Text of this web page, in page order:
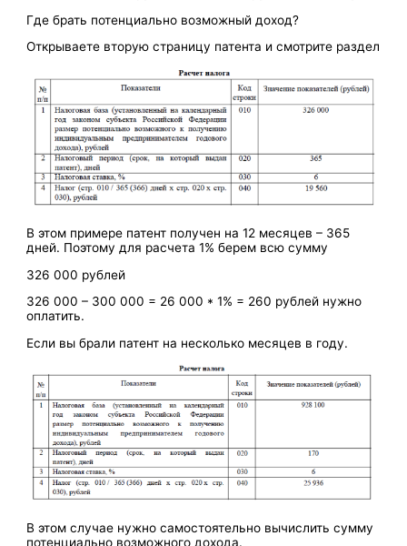
Где брать потенциально возможный доход?
Открываете вторую страницу патента и смотрите раздел
В этом примере патент получен на 12 месяцев – 365
дней. Поэтому для расчета 1% берем всю сумму
326 000 рублей
326 000 – 300 000 = 26 000 * 1% = 260 рублей нужно
оплатить.
Если вы брали патент на несколько месяцев в году.
В этом случае нужно самостоятельно вычислить сумму
потенциально возможного дохода.